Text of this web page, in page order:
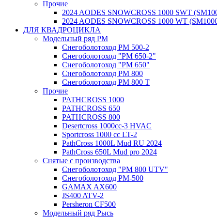
Прочие
2024 AODES SNOWCROSS 1000 SWT
2024 AODES SNOWCROSS 1000 WT
ДЛЯ КВАДРОЦИКЛА
Модельный ряд РМ
Снегоболотоход РМ 500-2
Снегоболотоход "РМ 650-2"
Снегоболотоход "РМ 650"
Снегоболотоход РМ 800
Снегоболотоход РМ 800 Т
Прочие
PATHCROSS 1000
PATHCROSS 650
PATHCROSS 800
Desertcross 1000cc-3 HVAC
Sportcross 1000 cc LT-2
PathCross 1000L Mud RU 2024
PathCross 650L Mud pro 2024
Снятые с производства
Снегоболотоход "РМ 800 UTV"
Снегоболотоход РМ-500
GAMAX AX600
JS400 ATV-2
Persheron CF500
Модельный ряд Рысь